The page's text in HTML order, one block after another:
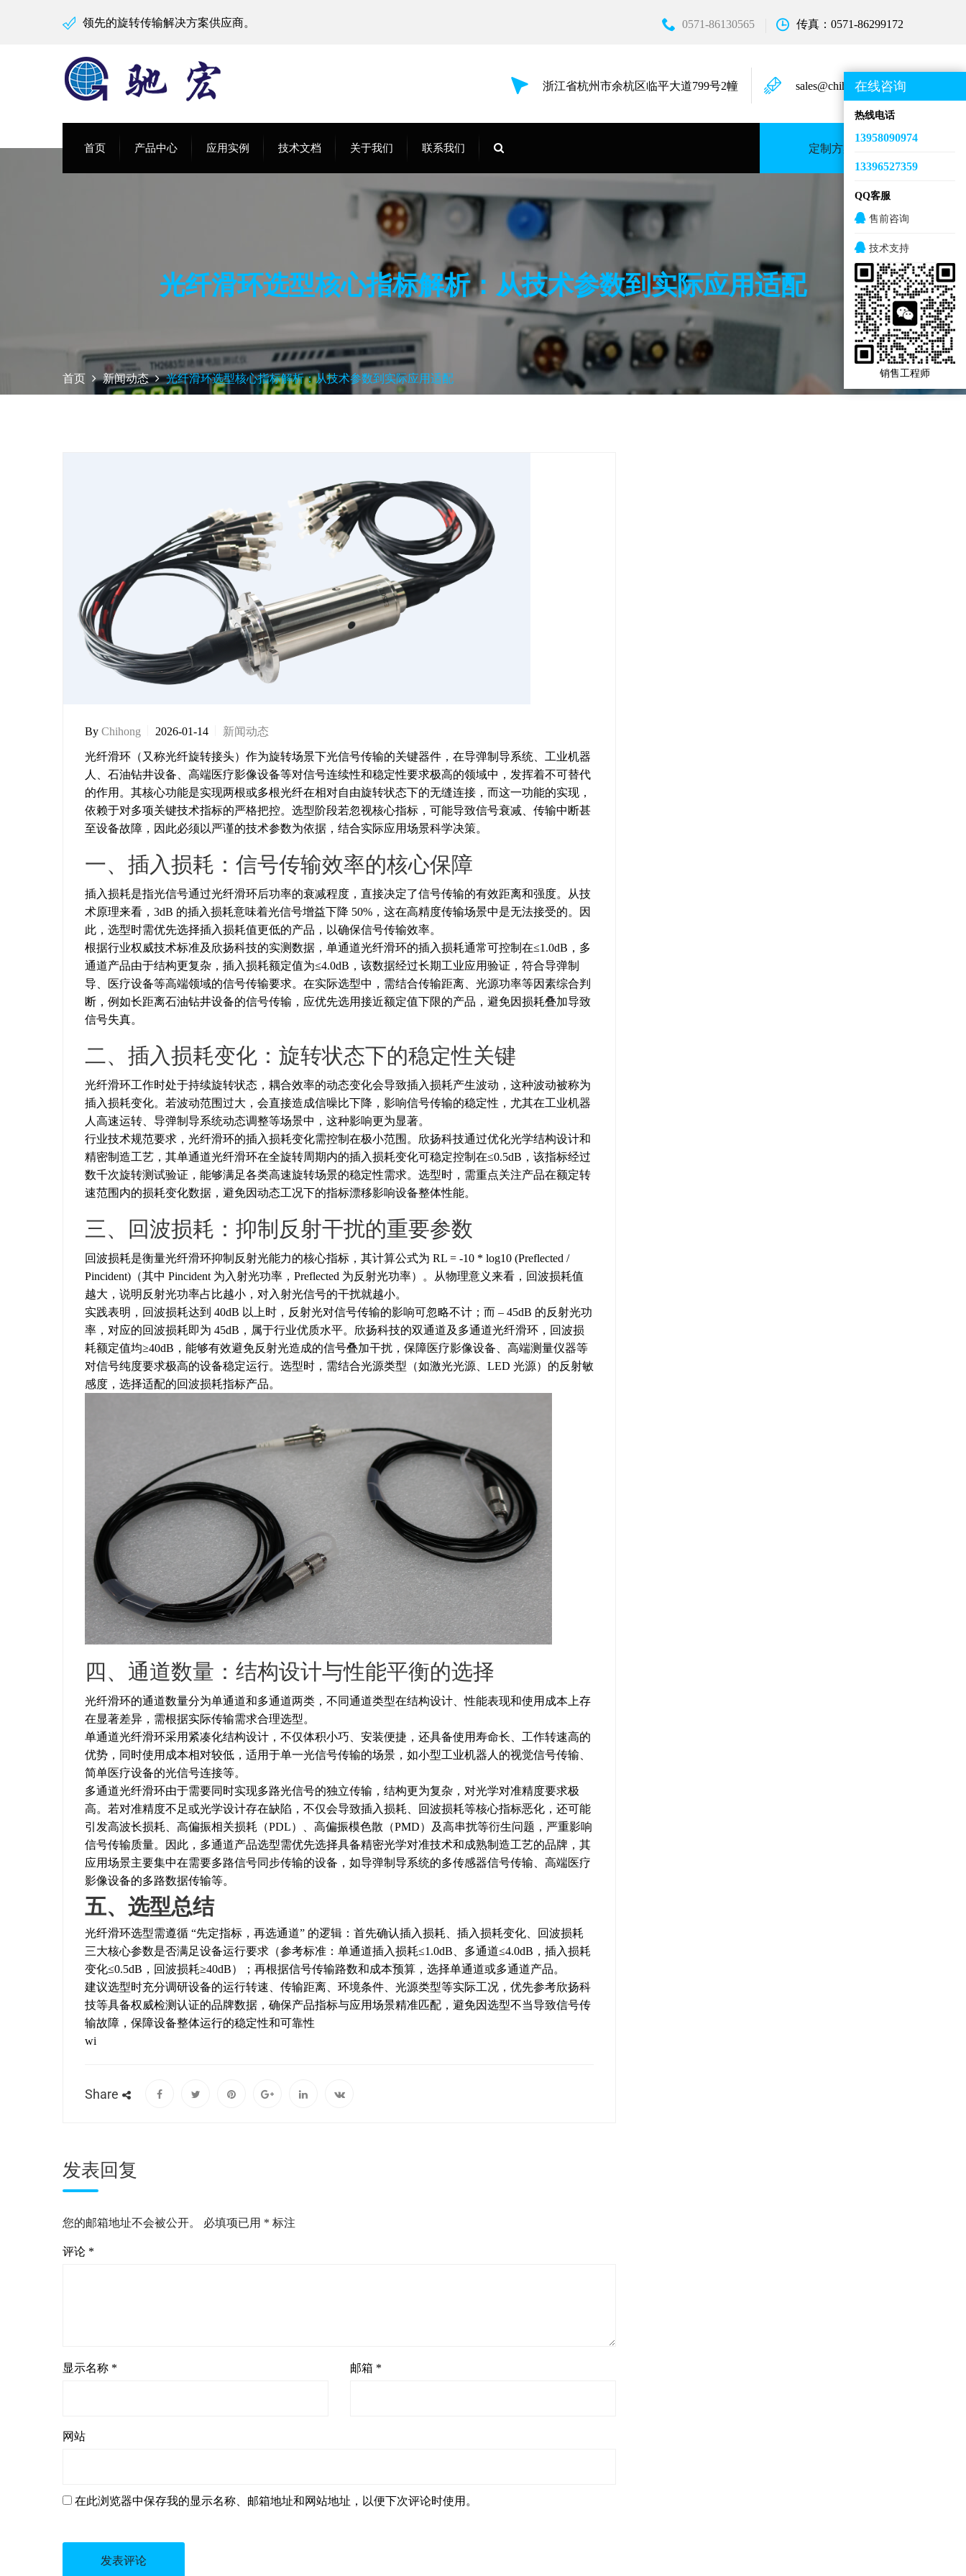
领先的旋转传输解决方案供应商。 0571-86130565 传真：0571-86299172
sales@chihongkeji.com
浙江省杭州市余杭区临平大道799号2幢
首页 产品中心 应用实例 技术文档 关于我们 联系我们 定制方案
光纤滑环选型核心指标解析：从技术参数到实际应用适配
首页 新闻动态 光纤滑环选型核心指标解析：从技术参数到实际应用适配
By Chihong 2026-01-14 新闻动态
光纤滑环（又称光纤旋转接头）作为旋转场景下光信号传输的关键器件，在导弹制导系统、工业机器
人、石油钻井设备、高端医疗影像设备等对信号连续性和稳定性要求极高的领域中，发挥着不可替代
的作用。其核心功能是实现两根或多根光纤在相对自由旋转状态下的无缝连接，而这一功能的实现，
依赖于对多项关键技术指标的严格把控。选型阶段若忽视核心指标，可能导致信号衰减、传输中断甚
至设备故障，因此必须以严谨的技术参数为依据，结合实际应用场景科学决策。
一、插入损耗：信号传输效率的核心保障
插入损耗是指光信号通过光纤滑环后功率的衰减程度，直接决定了信号传输的有效距离和强度。从技
术原理来看，3dB 的插入损耗意味着光信号增益下降 50%，这在高精度传输场景中是无法接受的。因
此，选型时需优先选择插入损耗值更低的产品，以确保信号传输效率。
根据行业权威技术标准及欣扬科技的实测数据，单通道光纤滑环的插入损耗通常可控制在≤1.0dB，多
通道产品由于结构更复杂，插入损耗额定值为≤4.0dB，该数据经过长期工业应用验证，符合导弹制
导、医疗设备等高端领域的信号传输要求。在实际选型中，需结合传输距离、光源功率等因素综合判
断，例如长距离石油钻井设备的信号传输，应优先选用接近额定值下限的产品，避免因损耗叠加导致
信号失真。
二、插入损耗变化：旋转状态下的稳定性关键
光纤滑环工作时处于持续旋转状态，耦合效率的动态变化会导致插入损耗产生波动，这种波动被称为
插入损耗变化。若波动范围过大，会直接造成信噪比下降，影响信号传输的稳定性，尤其在工业机器
人高速运转、导弹制导系统动态调整等场景中，这种影响更为显著。
行业技术规范要求，光纤滑环的插入损耗变化需控制在极小范围。欣扬科技通过优化光学结构设计和
精密制造工艺，其单通道光纤滑环在全旋转周期内的插入损耗变化可稳定控制在≤0.5dB，该指标经过
数千次旋转测试验证，能够满足各类高速旋转场景的稳定性需求。选型时，需重点关注产品在额定转
速范围内的损耗变化数据，避免因动态工况下的指标漂移影响设备整体性能。
三、回波损耗：抑制反射干扰的重要参数
回波损耗是衡量光纤滑环抑制反射光能力的核心指标，其计算公式为 RL = -10 * log10 (Preflected /
Pincident)（其中 Pincident 为入射光功率，Preflected 为反射光功率）。从物理意义来看，回波损耗值
越大，说明反射光功率占比越小，对入射光信号的干扰就越小。
实践表明，回波损耗达到 40dB 以上时，反射光对信号传输的影响可忽略不计；而 – 45dB 的反射光功
率，对应的回波损耗即为 45dB，属于行业优质水平。欣扬科技的双通道及多通道光纤滑环，回波损
耗额定值均≥40dB，能够有效避免反射光造成的信号叠加干扰，保障医疗影像设备、高端测量仪器等
对信号纯度要求极高的设备稳定运行。选型时，需结合光源类型（如激光光源、LED 光源）的反射敏
感度，选择适配的回波损耗指标产品。
四、通道数量：结构设计与性能平衡的选择
光纤滑环的通道数量分为单通道和多通道两类，不同通道类型在结构设计、性能表现和使用成本上存
在显著差异，需根据实际传输需求合理选型。
单通道光纤滑环采用紧凑化结构设计，不仅体积小巧、安装便捷，还具备使用寿命长、工作转速高的
优势，同时使用成本相对较低，适用于单一光信号传输的场景，如小型工业机器人的视觉信号传输、
简单医疗设备的光信号连接等。
多通道光纤滑环由于需要同时实现多路光信号的独立传输，结构更为复杂，对光学对准精度要求极
高。若对准精度不足或光学设计存在缺陷，不仅会导致插入损耗、回波损耗等核心指标恶化，还可能
引发高波长损耗、高偏振相关损耗（PDL）、高偏振模色散（PMD）及高串扰等衍生问题，严重影响
信号传输质量。因此，多通道产品选型需优先选择具备精密光学对准技术和成熟制造工艺的品牌，其
应用场景主要集中在需要多路信号同步传输的设备，如导弹制导系统的多传感器信号传输、高端医疗
影像设备的多路数据传输等。
五、选型总结
光纤滑环选型需遵循 “先定指标，再选通道” 的逻辑：首先确认插入损耗、插入损耗变化、回波损耗
三大核心参数是否满足设备运行要求（参考标准：单通道插入损耗≤1.0dB、多通道≤4.0dB，插入损耗
变化≤0.5dB，回波损耗≥40dB）；再根据信号传输路数和成本预算，选择单通道或多通道产品。
建议选型时充分调研设备的运行转速、传输距离、环境条件、光源类型等实际工况，优先参考欣扬科
技等具备权威检测认证的品牌数据，确保产品指标与应用场景精准匹配，避免因选型不当导致信号传
输故障，保障设备整体运行的稳定性和可靠性
wi
Share
发表回复
您的邮箱地址不会被公开。 必填项已用 * 标注
评论 *
显示名称 * 邮箱 *
网站
在此浏览器中保存我的显示名称、邮箱地址和网站地址，以便下次评论时使用。
在线咨询
热线电话
13958090974
13396527359
QQ客服
售前咨询
技术支持
销售工程师